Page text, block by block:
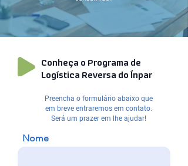
Conheça o Programa de
Logística Reversa do Ínpar
Preencha o formulário abaixo que
em breve entraremos em contato.
Será um prazer em lhe ajudar!
Nome